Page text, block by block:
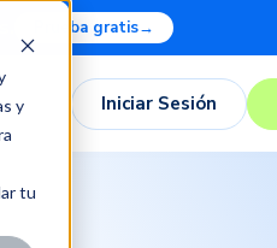
y
tu
Prueba gratis→
Iniciar Sesión